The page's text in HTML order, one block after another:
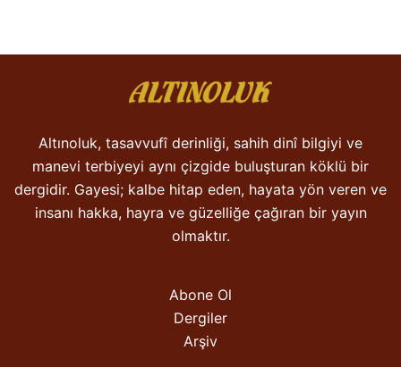
Altınoluk, tasavvufî derinliği, sahih dinî bilgiyi ve
manevi terbiyeyi aynı çizgide buluşturan köklü bir
dergidir. Gayesi; kalbe hitap eden, hayata yön veren ve
insanı hakka, hayra ve güzelliğe çağıran bir yayın
olmaktır.
Abone Ol
Dergiler
Arşiv